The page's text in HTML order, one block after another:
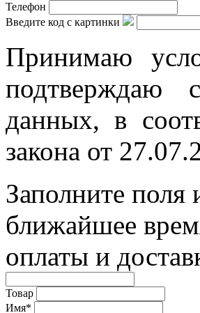
Телефон
Введите код с картинки
Принимаю
подтверждаю
данных, в
закона от
Заполните поля
ближайшее
оплаты и
Товар
Имя*